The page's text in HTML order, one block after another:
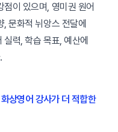
이 있으며, 영미권 원어
문화적 뉘앙스 전달에
력, 학습 목표, 예산에
상영어 강사가 더 적합한